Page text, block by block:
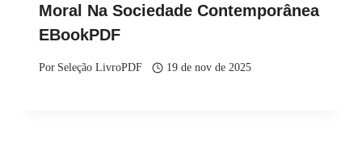
Moral Na Sociedade Contemporânea
EBookPDF
Por Seleção LivroPDF 19 de nov de 2025